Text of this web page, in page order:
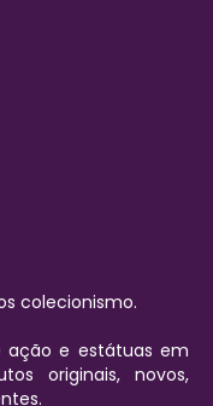
colecionismo.
ação e estátuas em
originais, novos,